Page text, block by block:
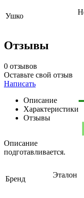
Ушко
Отзывы
0 отзывов
Оставьте свой отзыв
Написать
Описание
Характеристики
Отзывы
Описание
подготавливается.
Бренд Эталон